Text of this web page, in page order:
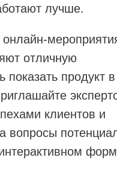
лучше.
отличную
показать продукт в
клиентов и
вопросы